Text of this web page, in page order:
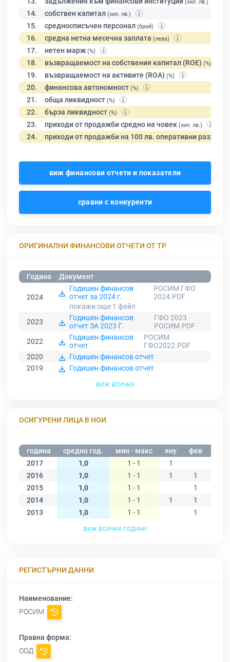
(хил. лв.)
14. собствен капитал (хил. лв.)
15. средносписъчен персонал (брой)
16. средна нетна месечна заплата (лева)
17. нетен марж (%)
18. възвращаемост на собствения капитал (ROE) (%)
19. възвращаемост на активите (ROA) (%)
20. финансова автономност (%)
21. обща ликвидност (%)
22. бърза ликвидност (%)
23. приходи от продажби средно на човек (хил. лв.)
24. приходи от продажби на 100 лв. оперативни разходи
виж финансови отчети и показатели
сравни с конкуренти
ОРИГИНАЛНИ ФИНАНСОВИ ОТЧЕТИ ОТ ТР
Година Документ
2024
Годишен финансов
отчет за 2024 г.
РОСИМ ГФО
2024.PDF
покажи още 1 файл
2023
Годишен финансов
отчет ЗА 2023 Г.
ГФО 2023
РОСИМ.PDF
2022
Годишен финансов
отчет
РОСИМ
ГФО2022.PDF
2020
Годишен финансов отчет
2019
Годишен финансов отчет
виж всички
ОСИГУРЕНИ ЛИЦА В НОИ
година средно год. мин - макс яну фев
2017
1,0 1 - 1
1
2016
1,0 1 - 1 1 1
2015
1,0 1 - 1 1
2014
1,0 1 - 1 1
1
2013
1,0 1 - 1
1
виж всички години
РЕГИСТЪРНИ ДАННИ
Наименование:
РОСИМ
Правна форма:
ООД